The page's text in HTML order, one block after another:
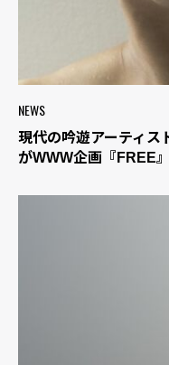
NEWS
現代の吟遊アーティス
がWWW企画『FREE